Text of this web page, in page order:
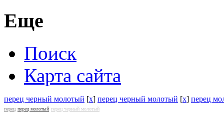
Еще
Поиск
Карта сайта
перец черный молотый [x] перец черный молотый [x] перец
перец перец молотый перец черный молотый